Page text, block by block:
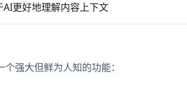
更好地理解内容上下文
强大但鲜为人知的功能：